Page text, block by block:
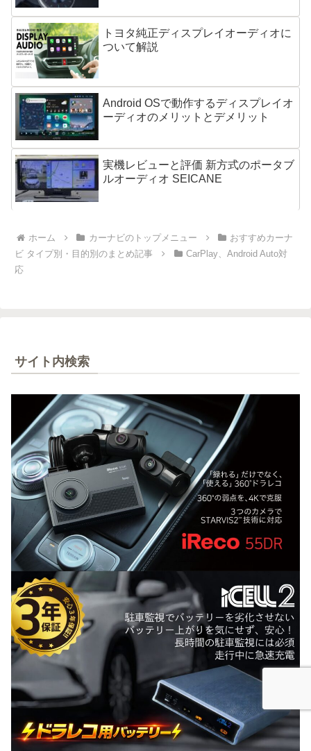
トヨタ純正ディスプレイオーディオに
ついて解説
Android OSで動作するディスプレイオ
ーディオのメリットとデメリット
実機レビューと評価 新方式のポータブ
ルオーディオ SEICANE
ホーム カーナビのトップメニュー
おすすめカーナ
ビ タイプ別・目的別のまとめ記事
CarPlay、Android Auto対
応
サイト内検索